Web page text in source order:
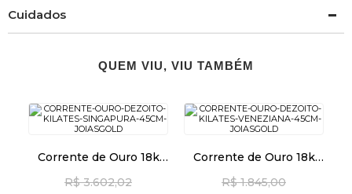
Cuidados
QUEM VIU, VIU TAMBÉM
Corrente de Ouro 18k
com 45cm co01433
R$ 3.602,02
Corrente de Ouro 18k
co04922
R$ 1.845,00